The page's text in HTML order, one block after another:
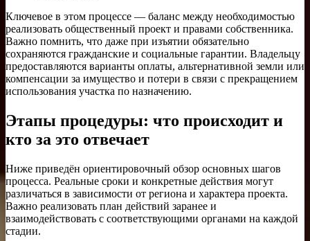
Ключевое в этом процессе — баланс между необходимостью
реализовать общественный проект и правами собственника.
Важно помнить, что даже при изъятии обязательно
сохраняются гражданские и социальные гарантии. Владельцу
предоставляются варианты оплаты, альтернативной земли или
компенсации за имущество и потери в связи с прекращением
использования участка по назначению.
Этапы процедуры: что происходит и
кто за это отвечает
Ниже приведён ориентировочный обзор основных шагов
процесса. Реальные сроки и конкретные действия могут
различаться в зависимости от региона и характера проекта.
Важно реализовать план действий заранее и
взаимодействовать с соответствующими органами на каждой
стадии.